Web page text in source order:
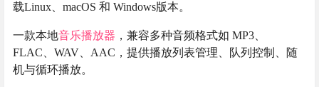
载Linux、macOS 和 Windows版本。
一款本地音乐播放器 ，兼容多种音频格式如 MP3、
FLAC、WAV、AAC，提供播放列表管理、队列控制、随
机与循环播放。